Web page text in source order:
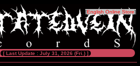
[English Online Store]
[ Last Update : July 31, 2026 (Fri.) ]